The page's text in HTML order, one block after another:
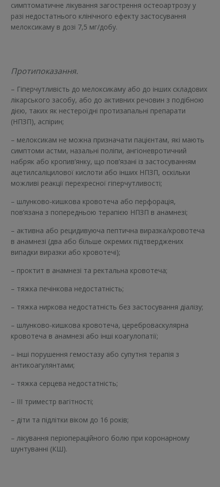
симптоматичне лікування загострення остеоартрозу у
разі недостатнього клінічного ефекту застосування
мелоксикаму в дозі 7,5 мг/добу.
Протипоказання.
– Гіперчутливість до мелоксикаму або до інших складових
лікарського засобу, або до активних речовин з подібною
дією, таких як нестероїдні протизапальні препарати
(НПЗП), аспірин;
– мелоксикам не можна призначати пацієнтам, які мають
симптоми астми, назальні поліпи, ангіоневротичний
набряк або кропив’янку, що пов’язані із застосуванням
ацетилсаліцилової кислоти або інших НПЗП, оскільки
можливі реакції перехресної гіперчутливості;
– шлунково-кишкова кровотеча або перфорація,
пов’язана з попередньою терапією НПЗП в анамнезі;
– активна або рецидивуюча пептична виразка/кровотеча
в анамнезі (два або більше окремих підтверджених
випадки виразки або кровотечі);
– проктит в анамнезі та ректальна кровотеча;
– тяжка печінкова недостатність;
– тяжка ниркова недостатність без застосування діалізу;
– шлунково-кишкова кровотеча, цереброваскулярна
кровотеча в анамнезі або інші коагулопатії;
– інші порушення гемостазу або супутня терапія з
антикоагулянтами;
– тяжка серцева недостатність;
– III триместр вагітності;
– діти та підлітки віком до 16 років;
– лікування періопераційного болю при коронарному
шунтуванні (КШ).